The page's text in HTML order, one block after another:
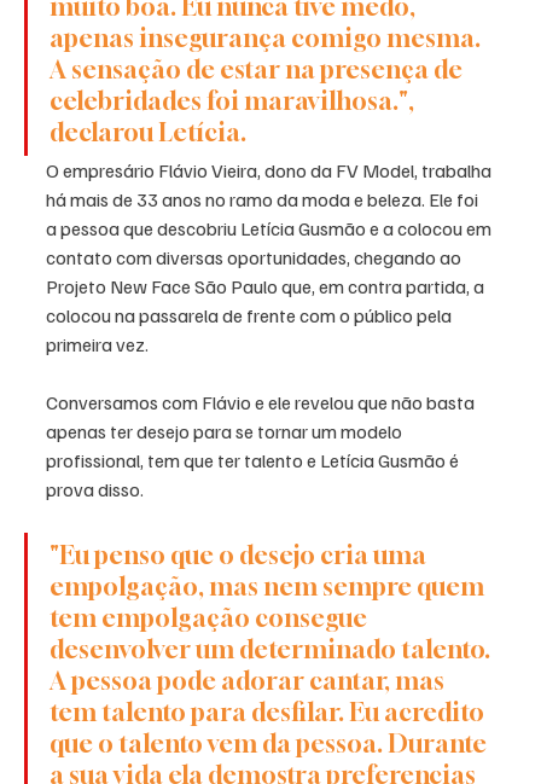
muito boa. Eu nunca tive medo,
apenas insegurança comigo mesma.
A sensação de estar na presença de
celebridades foi maravilhosa.",
declarou Letícia.
O empresário Flávio Vieira, dono da FV Model, trabalha
há mais de 33 anos no ramo da moda e beleza. Ele foi
a pessoa que descobriu Letícia Gusmão e a colocou em
contato com diversas oportunidades, chegando ao
Projeto New Face São Paulo que, em contra partida, a
colocou na passarela de frente com o público pela
primeira vez.
Conversamos com Flávio e ele revelou que não basta
apenas ter desejo para se tornar um modelo
profissional, tem que ter talento e Letícia Gusmão é
prova disso.
"Eu penso que o desejo cria uma
empolgação, mas nem sempre quem
tem empolgação consegue
desenvolver um determinado talento.
A pessoa pode adorar cantar, mas
tem talento para desfilar. Eu acredito
que o talento vem da pessoa. Durante
a sua vida ela demostra preferencias